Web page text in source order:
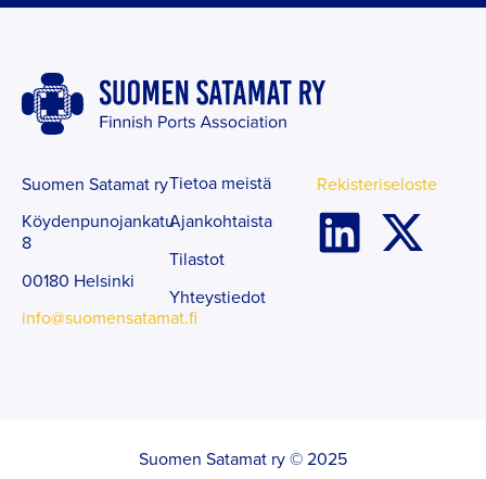
Suomen Satamat ry
Köydenpunojankatu
8
00180 Helsinki
info@suomensatamat.fi
Tietoa meistä
Ajankohtaista
Tilastot
Yhteystiedot
Rekisteriseloste
Suomen Satamat ry © 2025